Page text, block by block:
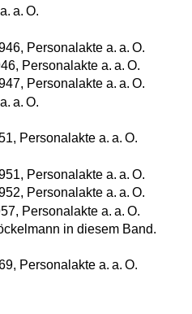
a. O.
Personalakte a. a. O.
Personalakte a. a. O.
Personalakte a. a. O.
a. O.
Personalakte a. a. O.
Personalakte a. a. O.
Personalakte a. a. O.
Personalakte a. a. O.
in diesem Band.
Personalakte a. a. O.